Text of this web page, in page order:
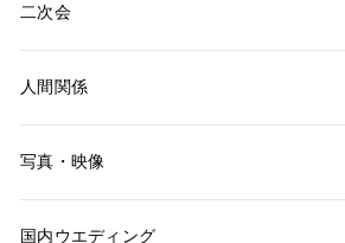
二次会
人間関係
写真・映像
国内ウエディング